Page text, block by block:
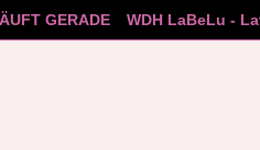
GERADE WDH LaBeLu -